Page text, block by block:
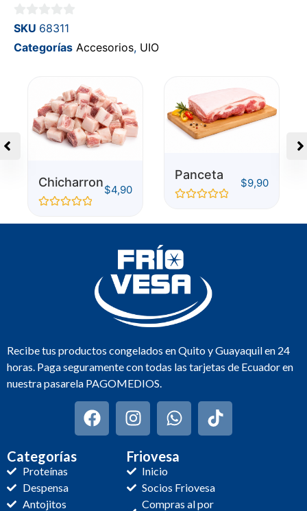
0
de
SKU 68311
Categorías Accesorios, UIO
Chicharron
con
$4,90
Panceta
$9,90
Recibe tus productos congelados en Quito y Guayaquil en 24
horas. Paga seguramente con todas las tarjetas de Ecuador en
nuestra pasarela PAGOMEDIOS.
Categorías
Proteínas
Despensa
Antojitos
Friovesa
Inicio
Socios Friovesa
Compras al por